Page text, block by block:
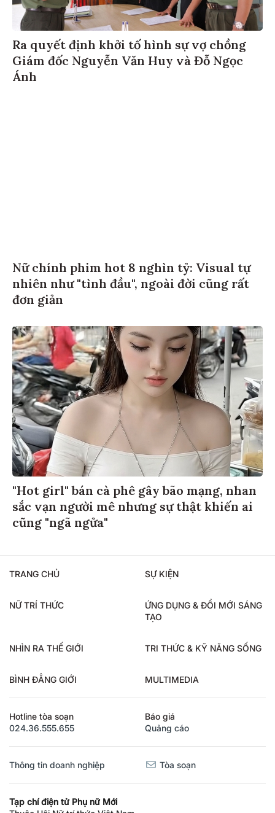
Ra quyết định khởi tố hình sự vợ chồng
Giám đốc Nguyễn Văn Huy và Đỗ Ngọc
Ánh
Nữ chính phim hot 8 nghìn tỷ: Visual tự
nhiên như "tình đầu", ngoài đời cũng rất
đơn giản
"Hot girl" bán cà phê gây bão mạng, nhan
sắc vạn người mê nhưng sự thật khiến ai
cũng "ngã ngửa"
TRANG CHỦ SỰ KIỆN
NỮ TRÍ THỨC
ỨNG DỤNG & ĐỔI MỚI SÁNG
TẠO
NHÌN RA THẾ GIỚI TRI THỨC & KỸ NĂNG SỐNG
BÌNH ĐẲNG GIỚI MULTIMEDIA
Hotline tòa soạn
024.36.555.655
Báo giá
Quảng cáo
Thông tin doanh nghiệp Tòa soạn
Tạp chí điện tử Phụ nữ Mới